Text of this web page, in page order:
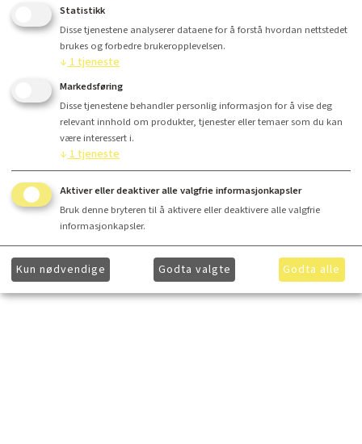
Statistikk
Disse tjenestene analyserer dataene for å forstå hvordan nettstedet
brukes og forbedre brukeropplevelsen.
↓ 1tjeneste
Markedsføring
Disse tjenestene behandler personlig informasjon for å vise deg
relevant innhold om produkter, tjenester eller temaer som du kan
være interessert i.
↓ 1tjeneste
Aktiver eller deaktiver alle valgfrie informasjonkapsler
Bruk denne bryteren til å aktivere eller deaktivere alle valgfrie
informasjonkapsler.
Kun nødvendige Godta valgte Godta alle